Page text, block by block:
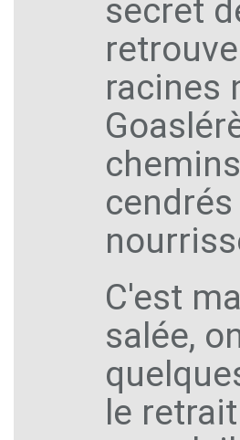
secret
racines
C'est
salée,
le